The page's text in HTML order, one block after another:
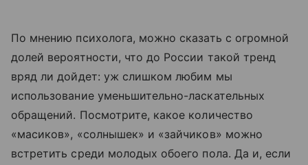
По мнению психолога, можно сказать с огромной
долей вероятности, что до России такой тренд
вряд ли дойдет: уж слишком любим мы
использование уменьшительно-ласкательных
обращений. Посмотрите, какое количество
«масиков», «солнышек» и «зайчиков» можно
встретить среди молодых обоего пола. Да и, если